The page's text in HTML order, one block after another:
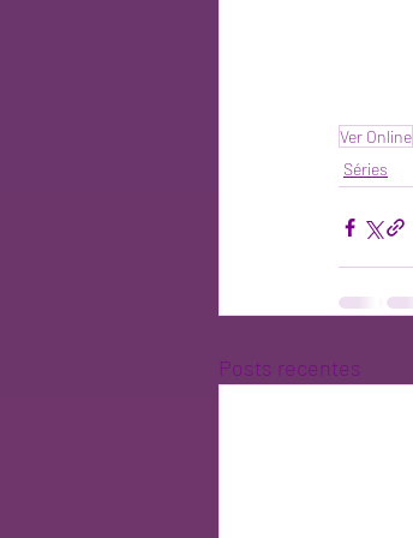
Ver Online
Séries
Posts recentes